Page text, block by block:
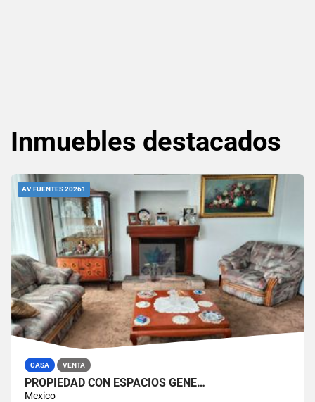
Inmuebles destacados
AV FUENTES 20261
CASA VENTA
PROPIEDAD CON ESPACIOS GENE…
Mexico